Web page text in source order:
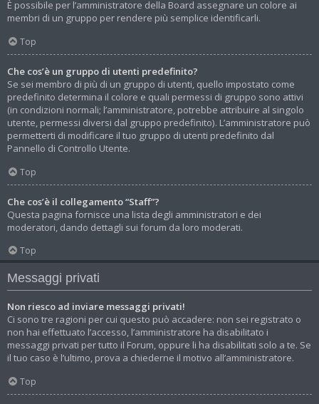
È possibile per l’amministratore della Board assegnare un colore ai
membri di un gruppo per rendere più semplice identificarli.
Top
Che cos’è un gruppo di utenti predefinito?
Se sei membro di più di un gruppo di utenti, quello impostato come
predefinito determina il colore e quali permessi di gruppo sono attivi
(in condizioni normali; l’amministratore, potrebbe attribuire al singolo
utente, permessi diversi dal gruppo predefinito). L’amministratore può
permetterti di modificare il tuo gruppo di utenti predefinito dal
Pannello di Controllo Utente.
Top
Che cos’è il collegamento “Staff”?
Questa pagina fornisce una lista degli amministratori e dei
moderatori, dando dettagli sui forum da loro moderati.
Top
Messaggi privati
Non riesco ad inviare messaggi privati!
Ci sono tre ragioni per cui questo può accadere: non sei registrato o
non hai effettuato l’accesso, l’amministratore ha disabilitato i
messaggi privati per tutto il Forum, oppure li ha disabilitati solo a te. Se
il tuo caso è l’ultimo, prova a chiederne il motivo all’amministratore.
Top